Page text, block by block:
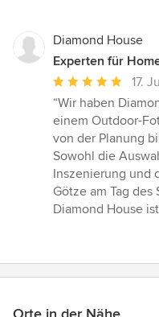
Diamond House
Experten für
Durchschnittliche
Bewertung:
5
von
5
Sternen
17.
“Wir haben
einem Outdoor-
von der Planung
Sowohl die
Inszenierung und
Götze am Tag
Diamond House